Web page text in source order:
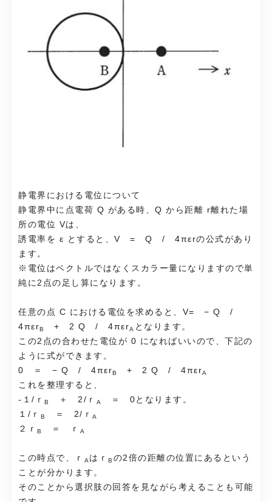
静電界における電位について
静電界中に点電荷 Q がある時、Q から距離 r離れた場
所の電位 Vは、
誘電率を ε とすると、V = Q / 4πεrの公式があり
ます。
※電位はベクトルではなくスカラー量になりますので単
純に2点の足し算になります。
任意の点 C における電位を求めると、V= − Q /
4πεrB + 2 Q / 4πεrA となります。
この2点の合わせた電位が 0 になればいいので、下記の
ように式ができます。
0 ＝ − Q / 4πεrB + 2 Q / 4πεrA
これを整理すると、
-１/ｒ B ＋ 2/ｒ A
＝ 0となります。
１/ｒ
B ＝ 2/ｒ A
２ｒ B ＝ ｒ A
この時点で、ｒ A はｒ B の2倍の距離の位置にあるという
ことが分かります。
そのことから選択肢の回答を見ながら考えることも可能